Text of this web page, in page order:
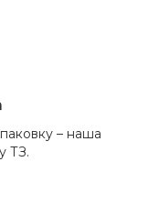
– наша
ТЗ.